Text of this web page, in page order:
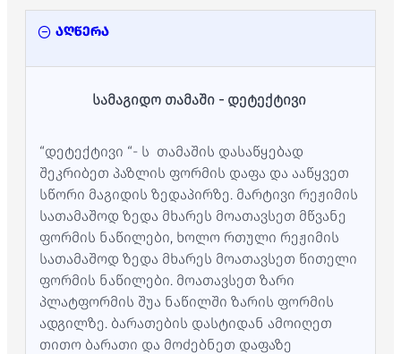
აღწერა
სამაგიდო თამაში - დეტექტივი
“დეტექტივი “- ს თამაშის დასაწყებად
შეკრიბეთ პაზლის ფორმის დაფა და ააწყვეთ
სწორი მაგიდის ზედაპირზე. მარტივი რეჟიმის
სათამაშოდ ზედა მხარეს მოათავსეთ მწვანე
ფორმის ნაწილები, ხოლო რთული რეჟიმის
სათამაშოდ ზედა მხარეს მოათავსეთ წითელი
ფორმის ნაწილები. მოათავსეთ ზარი
პლატფორმის შუა ნაწილში ზარის ფორმის
ადგილზე. ბარათების დასტიდან ამოიღეთ
თითო ბარათი და მოძებნეთ დაფაზე